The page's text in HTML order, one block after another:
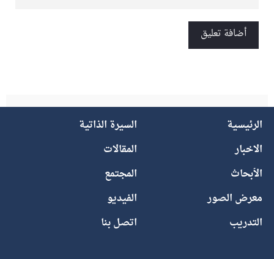
الرئيسية
السيرة الذاتية
الاخبار
المقالات
الأبحاث
المجتمع
معرض الصور
الفيديو
التدريب
اتصل بنا